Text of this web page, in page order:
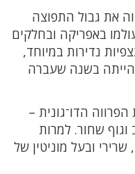
את גבול התפוצה
באפריקה ובחלקים
נדירות במיוחד,
בשנה שעברה
הדו־גונית –
שחור. למרות
ובעל מוניטין של